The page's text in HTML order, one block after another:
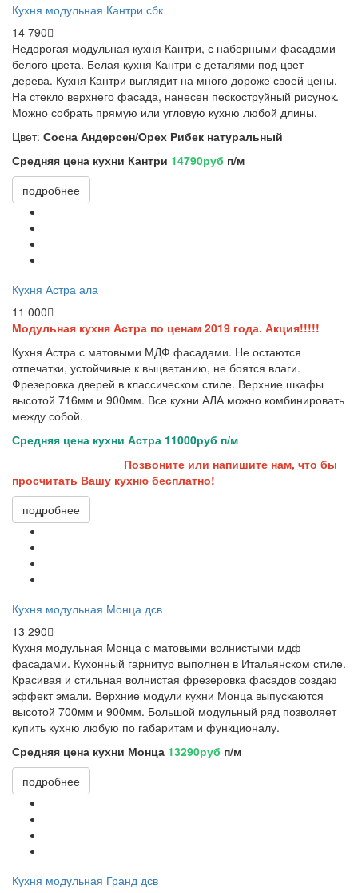
Кухня модульная Кантри сбк
14 790
Недорогая модульная кухня Кантри, с наборными фасадами
белого цвета. Белая кухня Кантри с деталями под цвет
дерева. Кухня Кантри выглядит на много дороже своей цены.
На стекло верхнего фасада, нанесен пескоструйный рисунок.
Можно собрать прямую или угловую кухню любой длины.
Цвет: Сосна Андерсен/Орех Рибек натуральный
Средняя цена кухни Кантри 14790руб п/м
подробнее
Кухня Астра ала
11 000
Модульная кухня Астра по ценам 2019 года. Акция!!!!!
Кухня Астра с матовыми МДФ фасадами. Не остаются
отпечатки, устойчивые к выцветанию, не боятся влаги.
Фрезеровка дверей в классическом стиле. Верхние шкафы
высотой 716мм и 900мм. Все кухни АЛА можно комбинировать
между собой.
Средняя цена кухни Астра 11000руб п/м
Позвоните или напишите нам, что бы
просчитать Вашу кухню бесплатно!
подробнее
Кухня модульная Монца дсв
13 290
Кухня модульная Монца с матовыми волнистыми мдф
фасадами. Кухонный гарнитур выполнен в Итальянском стиле.
Красивая и стильная волнистая фрезеровка фасадов создаю
эффект эмали. Верхние модули кухни Монца выпускаются
высотой 700мм и 900мм. Большой модульный ряд позволяет
купить кухню любую по габаритам и функционалу.
Средняя цена кухни Монца 13290руб п/м
подробнее
Кухня модульная Гранд дсв